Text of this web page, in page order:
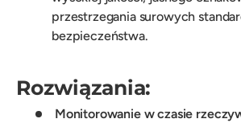
przestrzegania surowych
bezpieczeństwa.
Rozwiązania:
Monitorowanie w czasie